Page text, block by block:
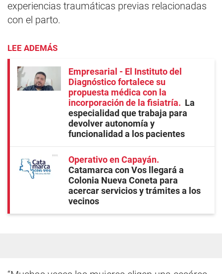
experiencias traumáticas previas relacionadas
con el parto.
LEE ADEMÁS
Empresarial - El Instituto del
Diagnóstico fortalece su
propuesta médica con la
incorporación de la fisiatría
La
especialidad que trabaja para
devolver autonomía y
funcionalidad a los pacientes
Operativo en Capayán
Catamarca con Vos llegará a
Colonia Nueva Coneta para
acercar servicios y trámites a los
vecinos